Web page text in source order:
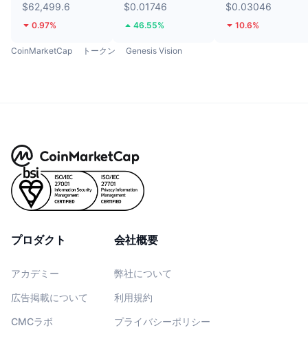
$62,499.6
0.97%
$0.01746
46.55%
$0.03046
10.6%
CoinMarketCap トークン Genesis Vision
プロダクト
アカデミー
広告掲載について
CMCラボ
会社概要
弊社について
利用規約
プライバシーポリシー